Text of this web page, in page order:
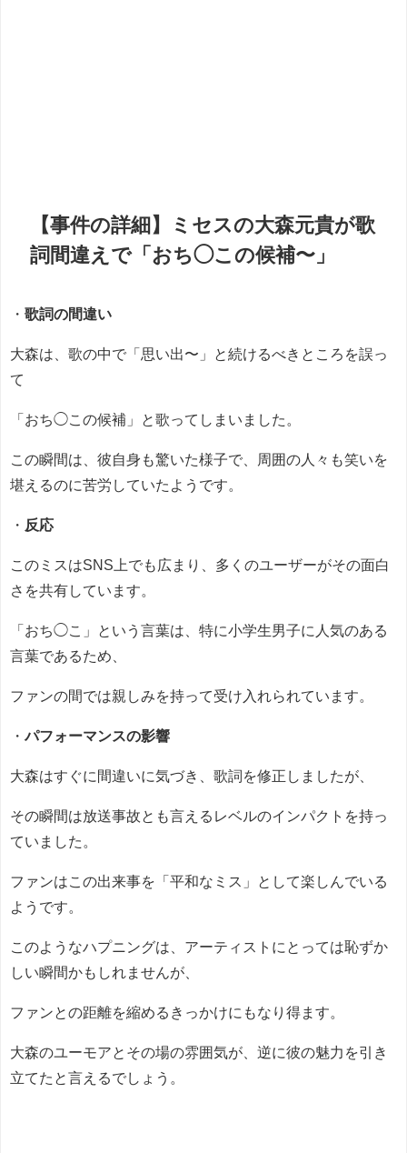
【事件の詳細】ミセスの大森元貴が歌
詞間違えで「おち◯この候補〜」
・ 歌詞の間違い
大森は、歌の中で「思い出〜」と続けるべきところを誤っ
て
「おち◯この候補」と歌ってしまいました。
この瞬間は、彼自身も驚いた様子で、周囲の人々も笑いを
堪えるのに苦労していたようです。
・ 反応
このミスはSNS上でも広まり、多くのユーザーがその面白
さを共有しています。
「おち◯こ」という言葉は、特に小学生男子に人気のある
言葉であるため、
ファンの間では親しみを持って受け入れられています。
・ パフォーマンスの影響
大森はすぐに間違いに気づき、歌詞を修正しましたが、
その瞬間は放送事故とも言えるレベルのインパクトを持っ
ていました。
ファンはこの出来事を「平和なミス」として楽しんでいる
ようです。
このようなハプニングは、アーティストにとっては恥ずか
しい瞬間かもしれませんが、
ファンとの距離を縮めるきっかけにもなり得ます。
大森のユーモアとその場の雰囲気が、逆に彼の魅力を引き
立てたと言えるでしょう。